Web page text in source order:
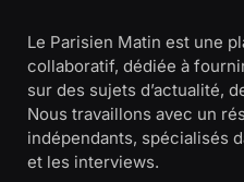
Le Parisien Matin est une
collaboratif, dédiée à
sur des sujets d’actualité,
Nous travaillons avec un
indépendants, spécialisés
et les interviews.